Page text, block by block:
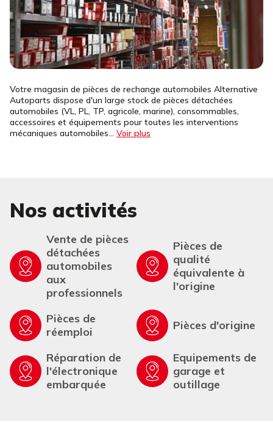
Votre magasin de pièces de rechange automobiles Alternative
Autoparts dispose d'un large stock de pièces détachées
automobiles (VL, PL, TP, agricole, marine), consommables,
accessoires et équipements pour toutes les interventions
mécaniques automobiles... Voir plus
Nos activités
Vente de pièces
détachées
automobiles
aux
professionnels
Pièces de
qualité
équivalente à
l'origine
Pièces de
réemploi
Pièces d'origine
Réparation de
l'électronique
embarquée
Equipements de
garage et
outillage